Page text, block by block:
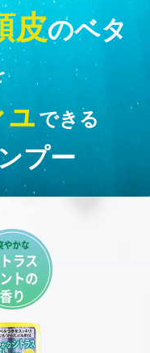
皮のベタ
できる
プー